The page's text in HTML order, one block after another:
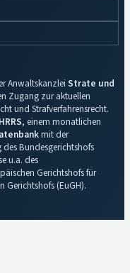
Anwaltskanzlei Strate und
Zugang zur aktuellen
und Strafverfahrensrecht.
HRRS, einem monatlichen
mit der
Bundesgerichtshofs
u.a. des
Gerichtshofs für
Gerichtshofs (EuGH).